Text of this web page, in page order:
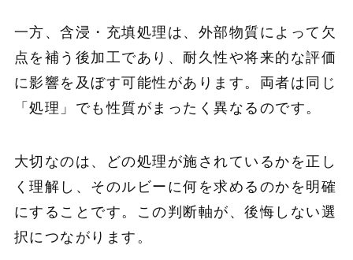
一方、含浸・充填処理は、外部物質によって欠
点を補う後加工であり、耐久性や将来的な評価
に影響を及ぼす可能性があります。両者は同じ
「処理」でも性質がまったく異なるのです。
大切なのは、どの処理が施されているかを正し
く理解し、そのルビーに何を求めるのかを明確
にすることです。この判断軸が、後悔しない選
択につながります。